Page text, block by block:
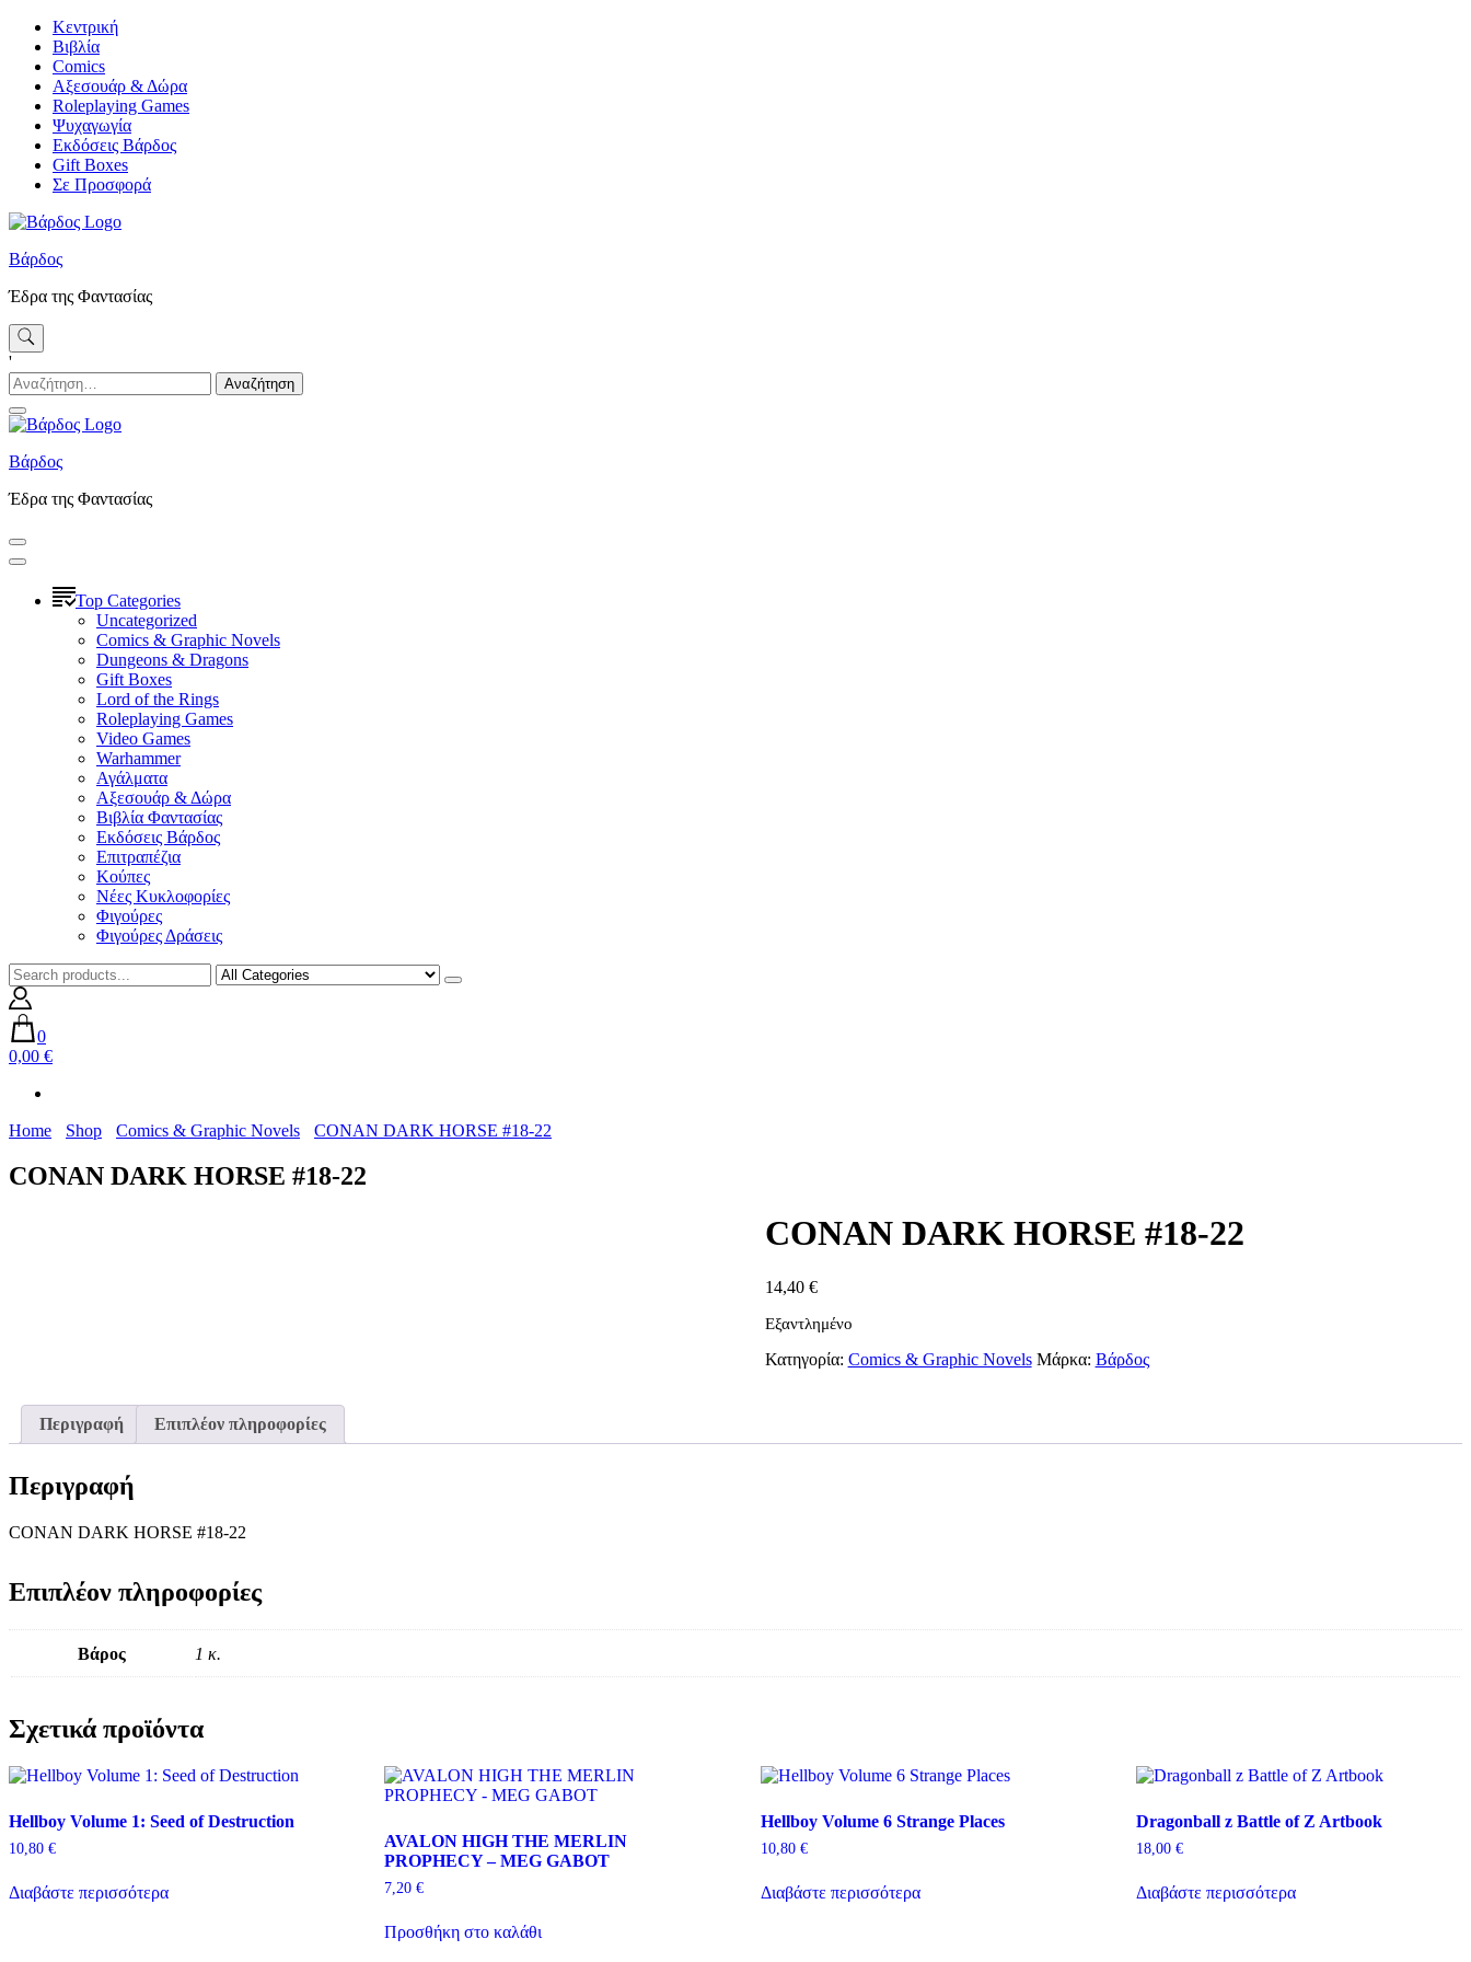
Skip
content
Κεντρική
Βιβλία
Comics
Αξεσουάρ & Δώρα
Roleplaying Games
Ψυχαγωγία
Εκδόσεις Βάρδος
Gift Boxes
Σε Προσφορά
Βάρδος
Έδρα της Φαντασίας
'
Αναζήτηση
για:
Βάρδος
Έδρα της Φαντασίας
Top Categories
Uncategorized
Comics & Graphic Novels
Dungeons & Dragons
Gift Boxes
Lord of the Rings
Roleplaying Games
Video Games
Warhammer
Αγάλματα
Αξεσουάρ & Δώρα
Βιβλία Φαντασίας
Εκδόσεις Βάρδος
Επιτραπέζια
Κούπες
Νέες Κυκλοφορίες
Φιγούρες
Φιγούρες Δράσεις
0
0,00 €
Home Shop Comics & Graphic Novels CONAN DARK HORSE #18-22
CONAN DARK HORSE #18-22
CONAN DARK HORSE #18-22
14,40 €
Εξαντλημένο
Κατηγορία: Comics & Graphic Novels Μάρκα: Βάρδος
Περιγραφή Επιπλέον πληροφορίες
Περιγραφή
CONAN DARK HORSE #18-22
Επιπλέον πληροφορίες
Βάρος 1 κ.
Σχετικά προϊόντα
Hellboy Volume 1: Seed of Destruction
10,80 €
Διαβάστε περισσότερα
AVALON HIGH THE MERLIN
PROPHECY – MEG GABOT
7,20€
Προσθήκη στο καλάθι
Hellboy Volume 6 Strange Places
10,80 €
Διαβάστε περισσότερα
Dragonball z Battle of Z Artbook
18,00 €
Διαβάστε περισσότερα